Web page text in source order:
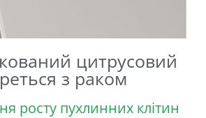
цитрусовий
з раком
росту пухлинних клітин